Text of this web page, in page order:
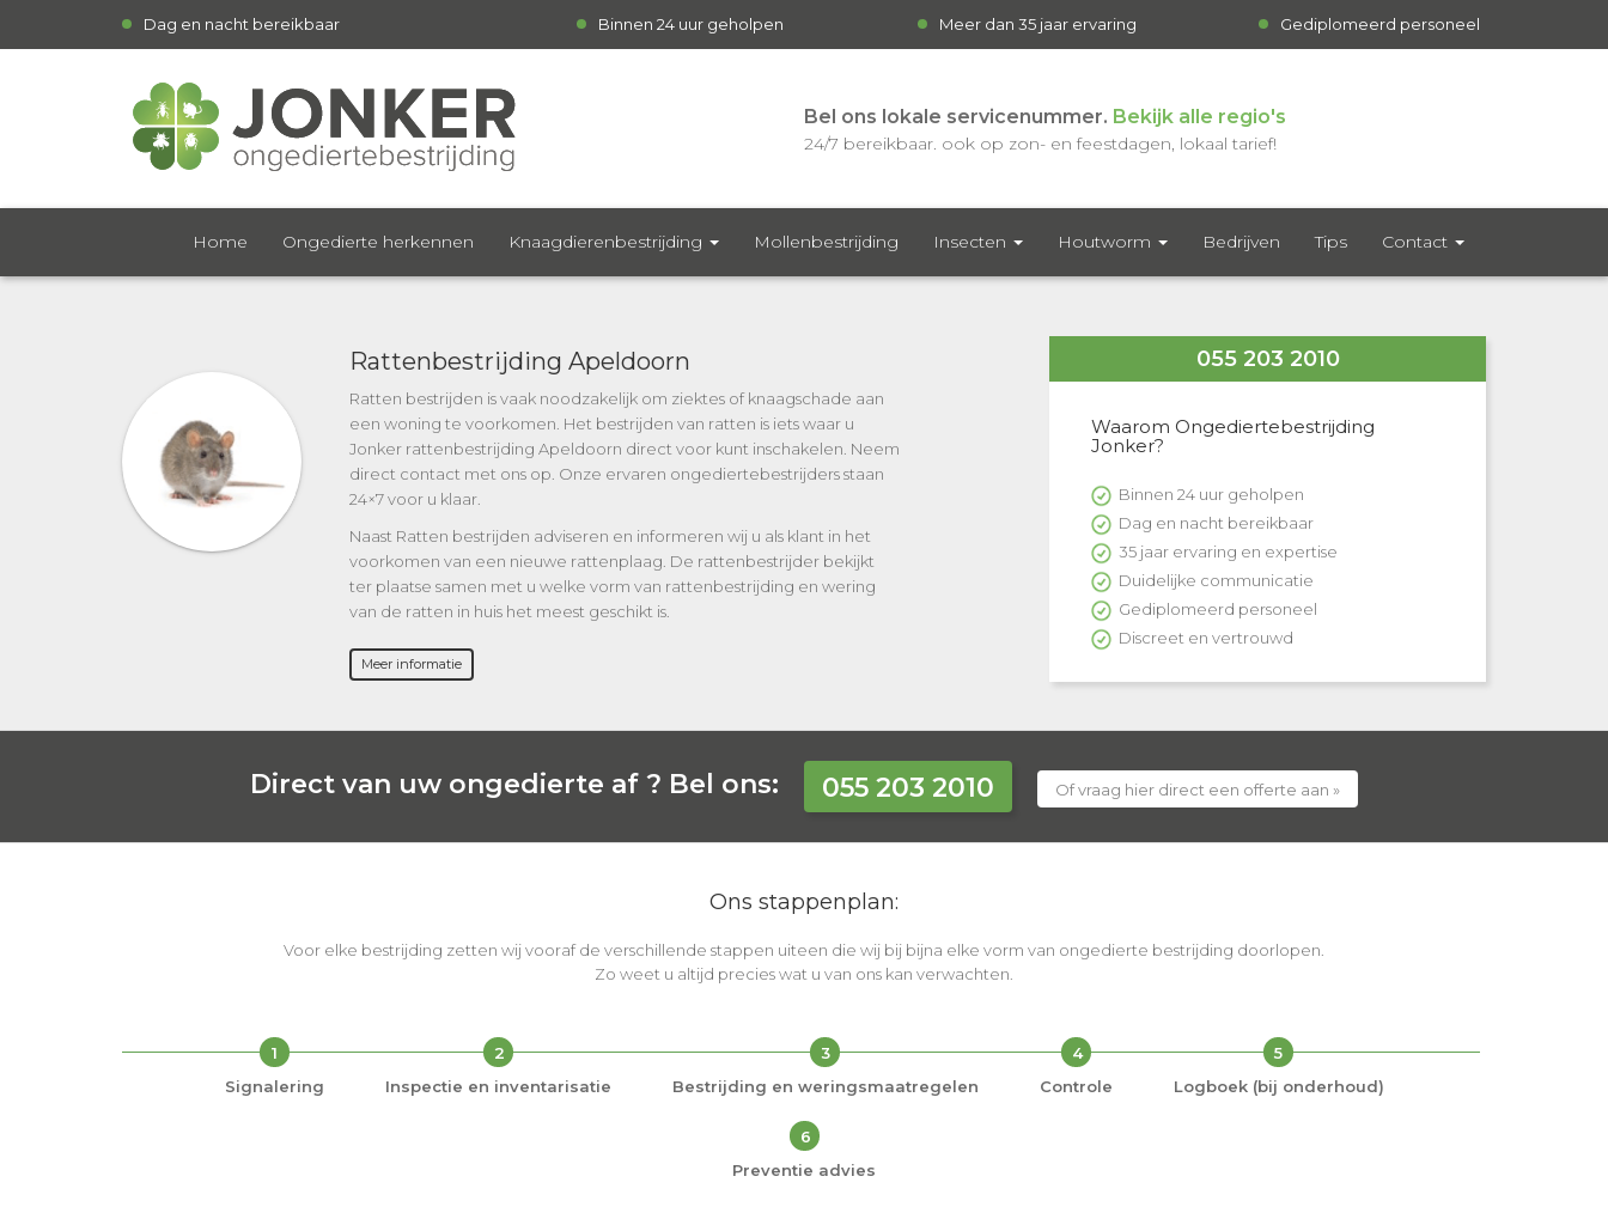
Dag en nacht bereikbaar Binnen 24 uur geholpen Meer dan 35 jaar ervaring Gediplomeerd personeel
Bel ons lokale servicenummer. Bekijk alle regio's
24/7 bereikbaar. ook op zon- en feestdagen, lokaal tarief!
Home Ongedierte herkennen Knaagdierenbestrijding Mollenbestrijding Insecten Houtworm Bedrijven Tips Contact
Rattenbestrijding Apeldoorn
Ratten bestrijden is vaak noodzakelijk om ziektes of knaagschade aan
een woning te voorkomen. Het bestrijden van ratten is iets waar u
Jonker rattenbestrijding Apeldoorn direct voor kunt inschakelen. Neem
direct contact met ons op. Onze ervaren ongediertebestrijders staan
24×7 voor u klaar.
Naast Ratten bestrijden adviseren en informeren wij u als klant in het
voorkomen van een nieuwe rattenplaag. De rattenbestrijder bekijkt
ter plaatse samen met u welke vorm van rattenbestrijding en wering
van de ratten in huis het meest geschikt is.
Meer informatie
055 203 2010
Waarom Ongediertebestrijding
Jonker?
Binnen 24 uur geholpen
Dag en nacht bereikbaar
35 jaar ervaring en expertise
Duidelijke communicatie
Gediplomeerd personeel
Discreet en vertrouwd
Direct van uw ongedierte af ? Bel ons: 055 203 2010 Of vraag hier direct een offerte aan »
Ons stappenplan:
Voor elke bestrijding zetten wij vooraf de verschillende stappen uiteen die wij bij bijna elke vorm van ongedierte bestrijding doorlopen.
Zo weet u altijd precies wat u van ons kan verwachten.
1
Signalering
2
Inspectie en inventarisatie
3
Bestrijding en weringsmaatregelen
4
Controle
5
Logboek (bij onderhoud)
6
Preventie advies